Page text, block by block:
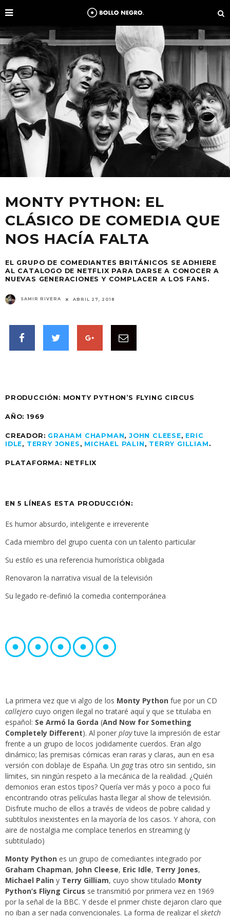
MONTY PYTHON: EL
CLÁSICO DE COMEDIA QUE
NOS HACÍA FALTA
EL GRUPO DE COMEDIANTES BRITÁNICOS SE ADHIERE
AL CATALOGO DE NETFLIX PARA DARSE A CONOCER A
NUEVAS GENERACIONES Y COMPLACER A LOS FANS.
SAMIR RIVERA ABRIL 27, 2018
PRODUCCIÓN: MONTY PYTHON’S FLYING CIRCUS
AÑO: 1969
CREADOR: GRAHAM CHAPMAN,JOHN CLEESE, ERIC
IDLE, TERRY JONES , MICHAEL PALIN , TERRY GILLIAM .
PLATAFORMA: NETFLIX
EN 5 LÍNEAS ESTA PRODUCCIÓN:
Es humor absurdo, inteligente e irreverente
Cada miembro del grupo cuenta con un talento particular
Su estilo es una referencia humorística obligada
Renovaron la narrativa visual de la televisión
Su legado re-definió la comedia contemporánea
La primera vez que vi algo de los Monty Python fue por un CD
callejero cuyo origen ilegal no trataré aquí y que se titulaba en
español: Se Armó la Gorda (And Now for Something
Completely Different). Al poner playtuve la impresión de estar
frente a un grupo de locos jodidamente cuerdos. Eran algo
dinámico; las premisas cómicas eran raras y claras, aun en esa
versión con doblaje de España. Un gagtras otro sin sentido, sin
límites, sin ningún respeto a la mecánica de la realidad. ¿Quién
demonios eran estos tipos? Quería ver más y poco a poco fui
encontrando otras películas hasta llegar al show de televisión.
Disfrute mucho de ellos a través de videos de pobre calidad y
subtítulos inexistentes en la mayoría de los casos. Y ahora, con
aire de nostalgia me complace tenerlos en streaming (y
subtitulado)
Monty Python es un grupo de comediantes integrado por
Graham Chapman, John Cleese, Eric Idle, Terry Jones,
Michael Palin y Terry Gilliam, cuyo show titulado Monty
Python’s Fliyng Circus se transmitió por primera vez en 1969
por la señal de la BBC. Y desde el primer chiste dejaron claro que
no iban a ser nada convencionales. La forma de realizar el sketch